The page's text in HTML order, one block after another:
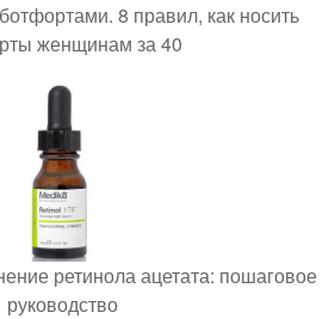
8 правил, как носить
женщинам за 40
ретинола ацетата: пошаговое
руководство